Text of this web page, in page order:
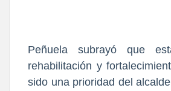
Peñuela subrayó que
rehabilitación y
sido una prioridad del